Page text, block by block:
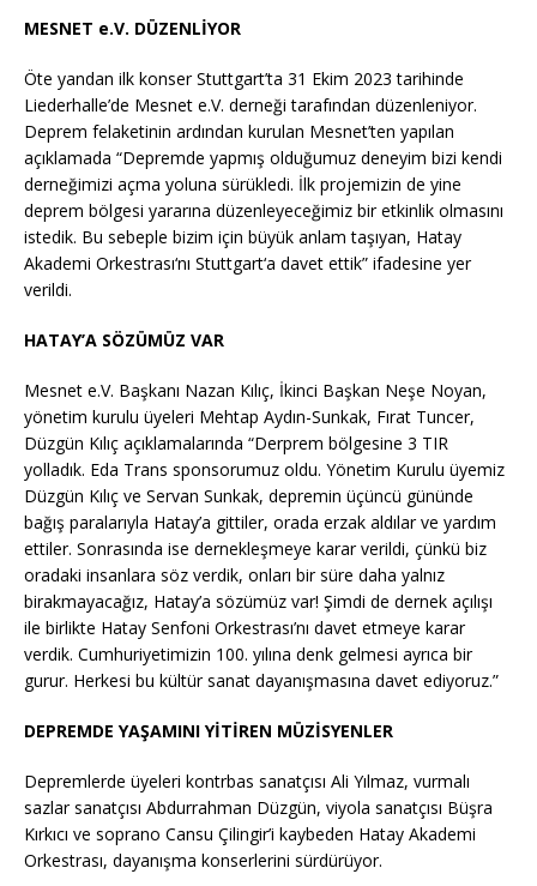
MESNET e.V. DÜZENLİYOR
Öte yandan ilk konser Stuttgart’ta 31 Ekim 2023 tarihinde
Liederhalle’de Mesnet e.V. derneği tarafından düzenleniyor.
Deprem felaketinin ardından kurulan Mesnet’ten yapılan
açıklamada “Depremde yapmış olduğumuz deneyim bizi kendi
derneğimizi açma yoluna sürükledi. İlk projemizin de yine
deprem bölgesi yararına düzenleyeceğimiz bir etkinlik olmasını
istedik. Bu sebeple bizim için büyük anlam taşıyan, Hatay
Akademi Orkestrası‘nı Stuttgart‘a davet ettik” ifadesine yer
verildi.
HATAY’A SÖZÜMÜZ VAR
Mesnet e.V. Başkanı Nazan Kılıç, İkinci Başkan Neşe Noyan,
yönetim kurulu üyeleri Mehtap Aydın-Sunkak, Fırat Tuncer,
Düzgün Kılıç açıklamalarında “Derprem bölgesine 3 TIR
yolladık. Eda Trans sponsorumuz oldu. Yönetim Kurulu üyemiz
Düzgün Kılıç ve Servan Sunkak, depremin üçüncü gününde
bağış paralarıyla Hatay’a gittiler, orada erzak aldılar ve yardım
ettiler. Sonrasında ise dernekleşmeye karar verildi, çünkü biz
oradaki insanlara söz verdik, onları bir süre daha yalnız
birakmayacağız, Hatay’a sözümüz var! Şimdi de dernek açılışı
ile birlikte Hatay Senfoni Orkestrası’nı davet etmeye karar
verdik. Cumhuriyetimizin 100. yılına denk gelmesi ayrıca bir
gurur. Herkesi bu kültür sanat dayanışmasına davet ediyoruz.”
DEPREMDE YAŞAMINI YİTİREN MÜZİSYENLER
Depremlerde üyeleri kontrbas sanatçısı Ali Yılmaz, vurmalı
sazlar sanatçısı Abdurrahman Düzgün, viyola sanatçısı Büşra
Kırkıcı ve soprano Cansu Çilingir’i kaybeden Hatay Akademi
Orkestrası, dayanışma konserlerini sürdürüyor.